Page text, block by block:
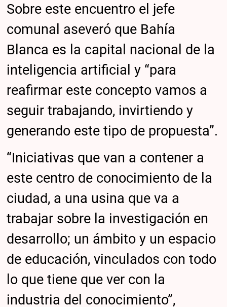
Sobre este encuentro el jefe
comunal aseveró que Bahía
Blanca es la capital nacional de la
inteligencia artificial y “para
reafirmar este concepto vamos a
seguir trabajando, invirtiendo y
generando este tipo de propuesta”.
“Iniciativas que van a contener a
este centro de conocimiento de la
ciudad, a una usina que va a
trabajar sobre la investigación en
desarrollo; un ámbito y un espacio
de educación, vinculados con todo
lo que tiene que ver con la
industria del conocimiento”,